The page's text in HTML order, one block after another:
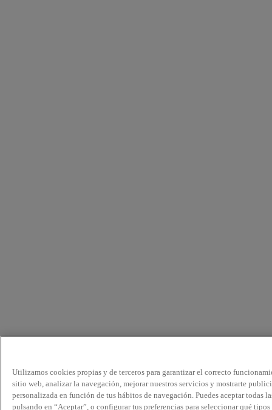
Utilizamos cookies propias y de terceros para garantizar el correcto
sitio web, analizar la navegación, mejorar nuestros servicios y mostrarte
personalizada en función de tus hábitos de navegación. Puedes aceptar todas
pulsando en “Aceptar”, o configurar tus preferencias para seleccionar qué tipos